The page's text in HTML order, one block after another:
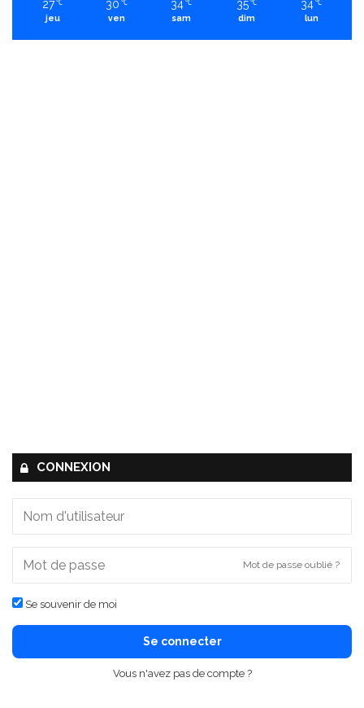
27 ℃
jeu
30 ℃
ven
34 ℃
sam
35 ℃
dim
34 ℃
lun
CONNEXION
Mot de passe oublié ?
Se souvenir de moi
Se connecter
Vous n'avez pas de compte ?